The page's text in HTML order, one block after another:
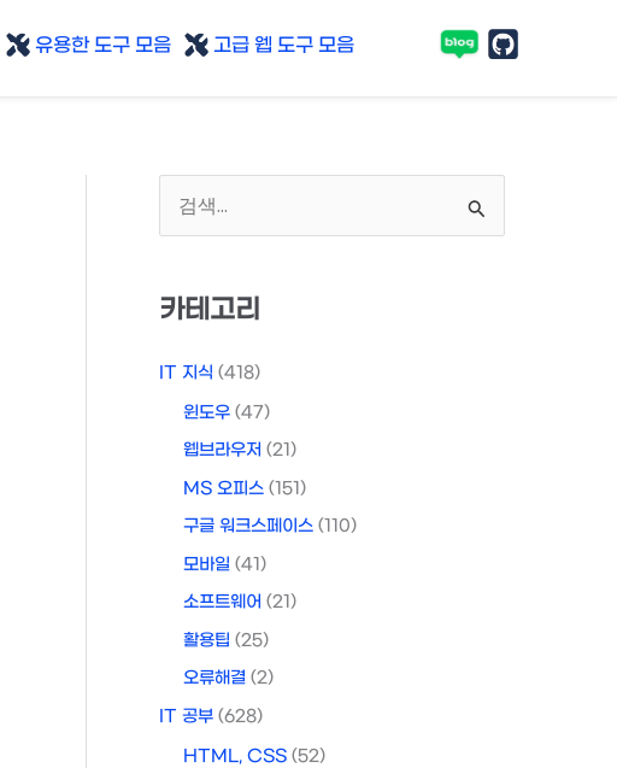
유용한 도구 모음 고급 웹 도구 모음
색
상
카테고리
IT 지식 (418)
윈도우 (47)
웹브라우저 (21)
MS 오피스 (151)
구글 워크스페이스 (110)
모바일 (41)
소프트웨어 (21)
활용팁 (25)
오류해결 (2)
IT 공부 (628)
HTML, CSS (52)